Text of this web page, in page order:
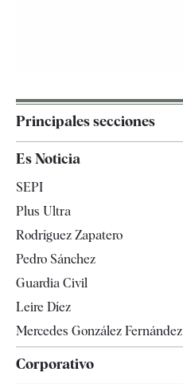
Principales secciones
España
Televisión
Es Noticia
SEPI
Plus Ultra
Rodríguez Zapatero
Pedro Sánchez
Guardia Civil
Leire Díez
Mercedes González Fernández
Corporativo